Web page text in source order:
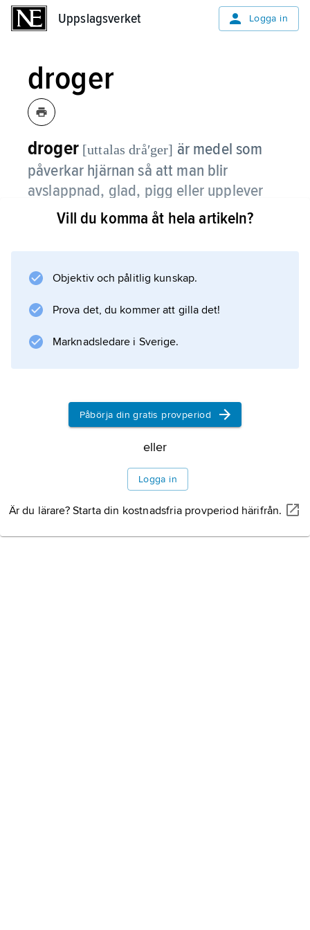
Uppslagsverket Logga in
droger
droger [uttalas dråʹger] är medel som
påverkar hjärnan så att man blir
avslappnad, glad, pigg eller upplever
saker som inte finns i verkligheten.
eller
. Men ibland menar man också bland annat
alkohol och tobak när man pratar om droger.
Information om artikeln
Vill du komma åt hela artikeln?
Objektiv och pålitlig kunskap.
Prova det, du kommer att gilla det!
Marknadsledare i Sverige.
Påbörja din gratis provperiod
eller
Logga in
Är du lärare? Starta din kostnadsfria provperiod härifrån.